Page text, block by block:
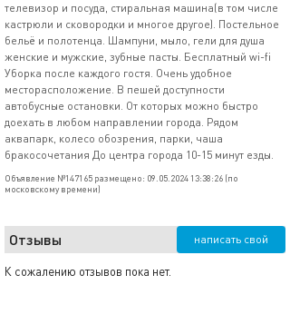
телевизор и посуда, стиральная машина(в том числе
кастрюли и сковородки и многое другое). Постельное
бельё и полотенца. Шампуни, мыло, гели для душа
женские и мужские, зубные пасты. Бесплатный wi-fi
Уборка после каждого гостя. Очень удобное
месторасположение. В пешей доступности
автобусные остановки. От которых можно быстро
доехать в любом направлении города. Рядом
аквапарк, колесо обозрения, парки, чаша
бракосочетания До центра города 10-15 минут езды.
Объявление №147165 размещено: 09.05.2024 13:38:26 (по
московскому времени)
Отзывы написать свой
К сожалению отзывов пока нет.